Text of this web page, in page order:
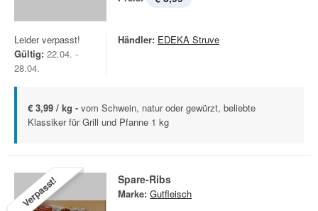
Leider verpasst!
Gültig: 22.04. -
28.04.
Händler: EDEKA Struve
€ 3,99 / kg - vom Schwein, natur oder gewürzt, beliebte
Klassiker für Grill und Pfanne 1 kg
Verpasst! Spare-Ribs
Marke: Gutfleisch